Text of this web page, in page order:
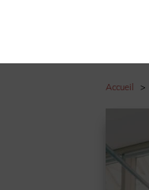
Accueil